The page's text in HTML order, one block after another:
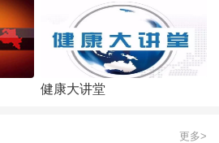
健康大讲堂
更多>